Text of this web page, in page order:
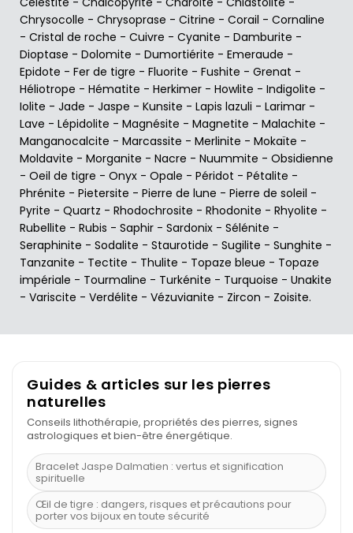
Chrysocolle - Chrysoprase - Citrine - Corail - Cornaline
- Cristal de roche - Cuivre - Cyanite - Damburite -
Dioptase - Dolomite - Dumortiérite - Emeraude -
Epidote - Fer de tigre - Fluorite - Fushite - Grenat -
Héliotrope - Hématite - Herkimer - Howlite - Indigolite -
Iolite - Jade - Jaspe - Kunsite - Lapis lazuli - Larimar -
Lave - Lépidolite - Magnésite - Magnetite - Malachite -
Manganocalcite - Marcassite - Merlinite - Mokaïte -
Moldavite - Morganite - Nacre - Nuummite - Obsidienne
- Oeil de tigre - Onyx - Opale - Péridot - Pétalite -
Phrénite - Pietersite - Pierre de lune - Pierre de soleil -
Pyrite - Quartz - Rhodochrosite - Rhodonite - Rhyolite -
Rubellite - Rubis - Saphir - Sardonix - Sélénite -
Seraphinite - Sodalite - Staurotide - Sugilite - Sunghite -
Tanzanite - Tectite - Thulite - Topaze bleue - Topaze
impériale - Tourmaline - Turkénite - Turquoise - Unakite
- Variscite - Verdélite - Vézuvianite - Zircon - Zoisite.
Guides & articles sur les pierres
naturelles
Conseils lithothérapie, propriétés des pierres, signes
astrologiques et bien-être énergétique.
Bracelet Jaspe Dalmatien : vertus et signification
spirituelle
Œil de tigre : dangers, risques et précautions pour
porter vos bijoux en toute sécurité